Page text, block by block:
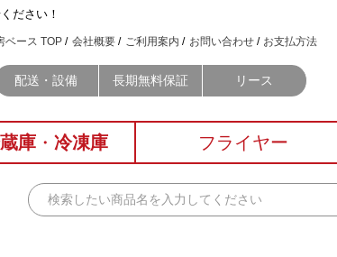
ださい！
ベース TOP 会社概要 ご利用案内 お問い合わせ お支払方法
配送・設備 長期無料保証 リース
庫 ・ 冷凍庫 フライヤー